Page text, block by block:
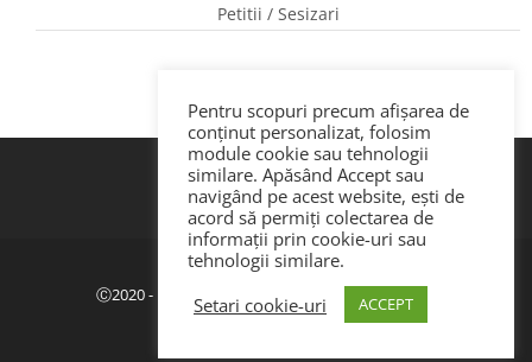
Petitii / Sesizari
Politica de confidenţialitate|GDPR
Ⓒ2020 - ISJ Botoșani. Dezvoltat de Webemotion.
Pentru scopuri precum afișarea de
conținut personalizat, folosim
module cookie sau tehnologii
similare. Apăsând Accept sau
navigând pe acest website, ești de
acord să permiți colectarea de
informații prin cookie-uri sau
tehnologii similare.
Setari cookie-uri
ACCEPT